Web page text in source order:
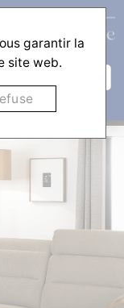
garantir la
site web.